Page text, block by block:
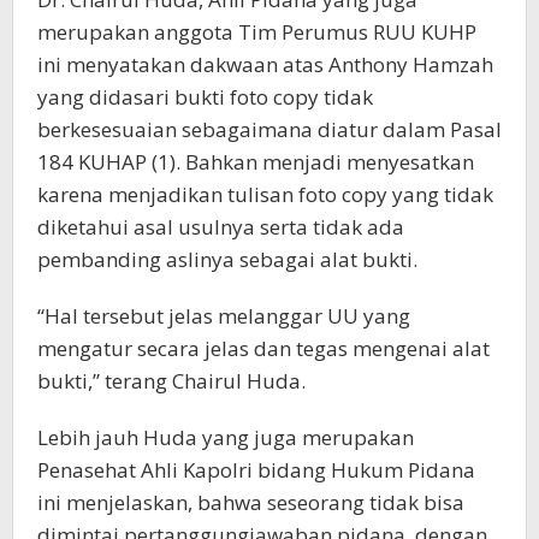
merupakan anggota Tim Perumus RUU KUHP
ini menyatakan dakwaan atas Anthony Hamzah
yang didasari bukti foto copy tidak
berkesesuaian sebagaimana diatur dalam Pasal
184 KUHAP (1). Bahkan menjadi menyesatkan
karena menjadikan tulisan foto copy yang tidak
diketahui asal usulnya serta tidak ada
pembanding aslinya sebagai alat bukti.
“Hal tersebut jelas melanggar UU yang
mengatur secara jelas dan tegas mengenai alat
bukti,” terang Chairul Huda.
Lebih jauh Huda yang juga merupakan
Penasehat Ahli Kapolri bidang Hukum Pidana
ini menjelaskan, bahwa seseorang tidak bisa